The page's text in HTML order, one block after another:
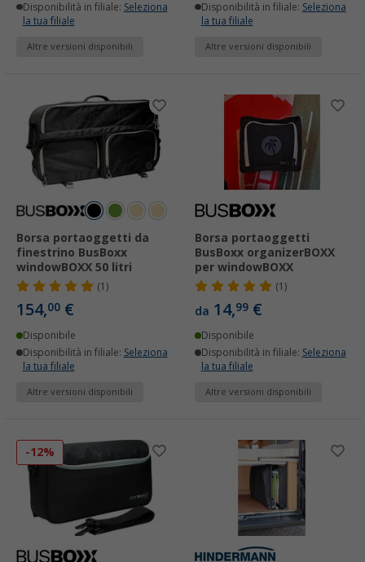
Disponibilità in filiale: Seleziona
la tua filiale
Altre versioni disponibili
Disponibilità in filiale: Seleziona
la tua filiale
Altre versioni disponibili
Borsa portaoggetti da
finestrino BusBoxx
windowBOXX 50 litri
(1)
154,00 €
Disponibile
Disponibilità in filiale: Seleziona
la tua filiale
Altre versioni disponibili
Borsa portaoggetti
BusBoxx organizerBOXX
per windowBOXX
(1)
da 14,99 €
Disponibile
Disponibilità in filiale: Seleziona
la tua filiale
Altre versioni disponibili
-12%